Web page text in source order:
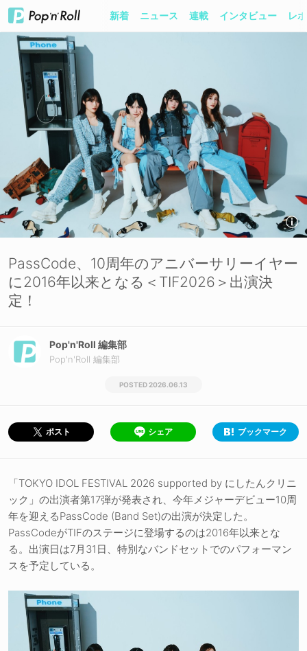
新着 ニュース 連載 インタビュー レ
PassCode、10周年のアニバーサリーイヤー
に2016年以来となる＜TIF2026＞出演決
定！
Pop'n'Roll 編集部
Pop'n'Roll 編集部
2026.06.13
ポスト シェア ブックマーク
「TOKYO IDOL FESTIVAL 2026 supported by にしたんクリニ
ック」の出演者第17弾が発表され、今年メジャーデビュー10周
年を迎えるPassCode (Band Set)の出演が決定した。
PassCodeがTIFのステージに登場するのは2016年以来とな
る。出演日は7月31日、特別なバンドセットでのパフォーマン
スを予定している。